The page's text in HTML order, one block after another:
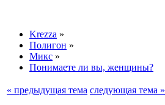
Krezza »
Полигон »
Микс »
Понимаете ли вы, женщины?
« предыдущая тема следующая тема »